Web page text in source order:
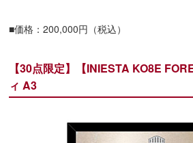
■価格：200,000円（税込）
【30点限定】【INIESTA KO8E
ィ A3